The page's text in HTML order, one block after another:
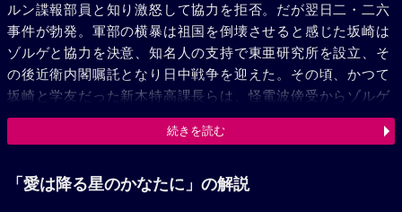
ルン諜報部員と知り激怒して協力を拒否。だが翌日二・二六
事件が勃発。軍部の横暴は祖国を倒壊させると感じた坂崎は
ゾルゲと協力を決意、知名人の支持で東亜研究所を設立、そ
の後近衛内閣嘱託となり日中戦争を迎えた。その頃、かつて
坂崎と学友だった新木特高課長らは、怪電波傍受からゾルゲ
と愛人一枝を追い始める。事変の拡大を憂う坂崎はやがて武
富軍務局長らから得た情報で日米開戦を知り煩悶。坂崎を慕
抱擁を交す。数日後、坂崎は喀血で倒れるが病床でくに子に
続きを読む
「愛は降る星のかなたに」の解説